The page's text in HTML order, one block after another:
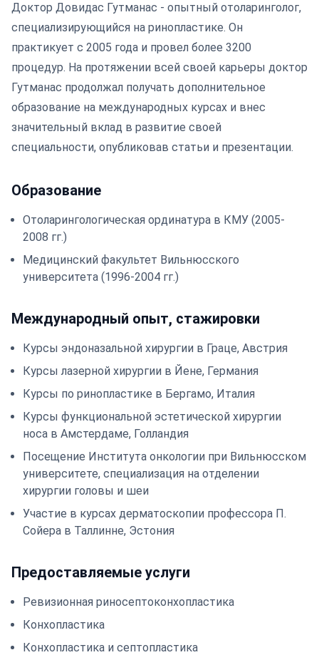
Доктор Довидас Гутманас - опытный отоларинголог,
специализирующийся на ринопластике. Он
практикует с 2005 года и провел более 3200
процедур. На протяжении всей своей карьеры доктор
Гутманас продолжал получать дополнительное
образование на международных курсах и внес
значительный вклад в развитие своей
специальности, опубликовав статьи и презентации.
Образование
Отоларингологическая ординатура в КМУ (2005-
2008 гг.)
Медицинский факультет Вильнюсского
университета (1996-2004 гг.)
Международный опыт, стажировки
Курсы эндоназальной хирургии в Граце, Австрия
Курсы лазерной хирургии в Йене, Германия
Курсы по ринопластике в Бергамо, Италия
Курсы функциональной эстетической хирургии
носа в Амстердаме, Голландия
Посещение Института онкологии при Вильнюсском
университете, специализация на отделении
хирургии головы и шеи
Участие в курсах дерматоскопии профессора П.
Сойера в Таллинне, Эстония
Предоставляемые услуги
Ревизионная риносептоконхопластика
Конхопластика
Конхопластика и септопластика